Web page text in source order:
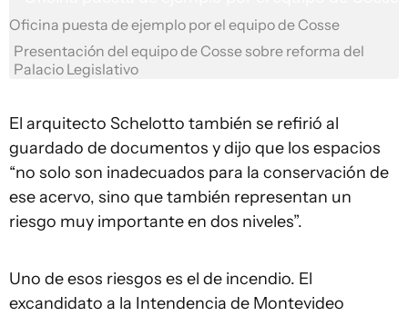
Oficina puesta de ejemplo por el equipo de Cosse
Presentación del equipo de Cosse sobre reforma del
Palacio Legislativo
El arquitecto Schelotto también se refirió al
guardado de documentos y dijo que los espacios
“no solo son inadecuados para la conservación de
ese acervo, sino que también representan un
riesgo muy importante en dos niveles”.
Uno de esos riesgos es el de incendio. El
excandidato a la Intendencia de Montevideo